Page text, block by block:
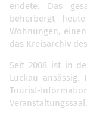
endete. Das
beherbergt
Wohnungen,
das Kreisarchiv
Seit 2008 ist in
Luckau
Tourist-
Veranstaltungssaal.